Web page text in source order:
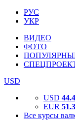
РУС
УКР
ВИДЕО
ФОТО
USD
USD
EUR
Все курсы